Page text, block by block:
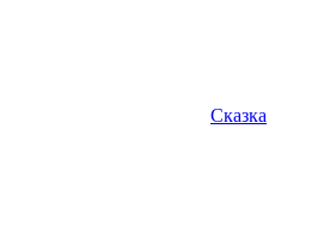
Сказка